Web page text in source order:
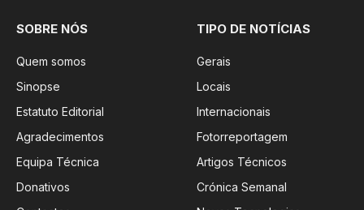
SOBRE NÓS
Quem somos
Sinopse
Estatuto Editorial
Agradecimentos
Equipa Técnica
Donativos
TIPO DE NOTÍCIAS
Gerais
Locais
Internacionais
Fotorreportagem
Artigos Técnicos
Crónica Semanal